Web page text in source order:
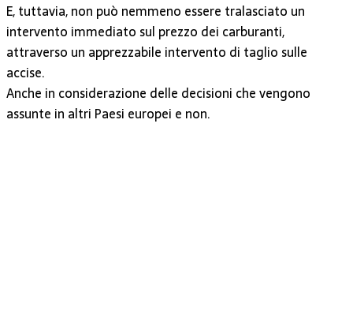
E, tuttavia, non può nemmeno essere tralasciato un
intervento immediato sul prezzo dei carburanti,
attraverso un apprezzabile intervento di taglio sulle
accise.
Anche in considerazione delle decisioni che vengono
assunte in altri Paesi europei e non.